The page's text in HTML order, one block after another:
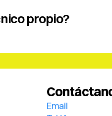
propio?
Email